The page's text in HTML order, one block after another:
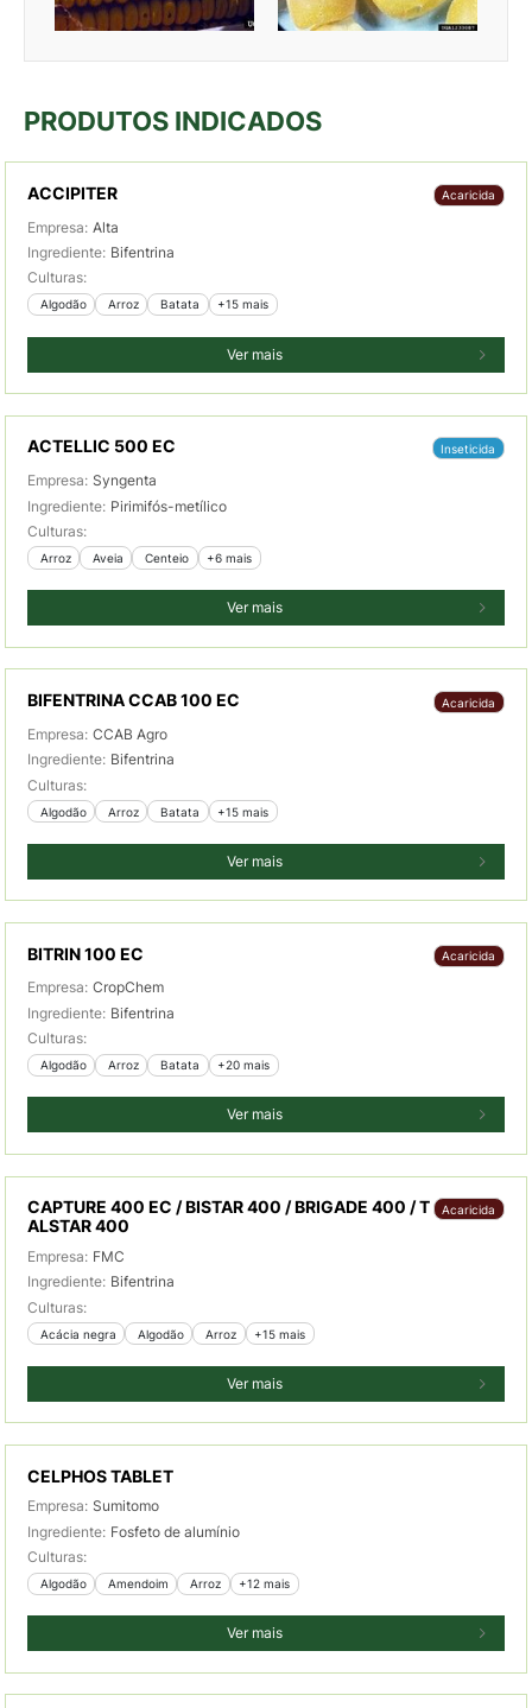
PRODUTOS INDICADOS
ACCIPITER Acaricida
Empresa: Alta
Ingrediente: Bifentrina
Culturas:
Algodão Arroz Batata +15 mais
Ver mais
ACTELLIC 500 EC Inseticida
Empresa: Syngenta
Ingrediente: Pirimifós-metílico
Culturas:
Arroz Aveia Centeio +6 mais
Ver mais
BIFENTRINA CCAB 100 EC Acaricida
Empresa: CCAB Agro
Ingrediente: Bifentrina
Culturas:
Algodão Arroz Batata +15 mais
Ver mais
BITRIN 100 EC Acaricida
Empresa: CropChem
Ingrediente: Bifentrina
Culturas:
Algodão Arroz Batata +20 mais
Ver mais
CAPTURE 400 EC / BISTAR 400 / BRIGADE 400 / T
ALSTAR 400
Acaricida
Empresa: FMC
Ingrediente: Bifentrina
Culturas:
Acácia negra Algodão Arroz +15 mais
Ver mais
CELPHOS TABLET
Empresa: Sumitomo
Ingrediente: Fosfeto de alumínio
Culturas:
Algodão Amendoim Arroz +12 mais
Ver mais